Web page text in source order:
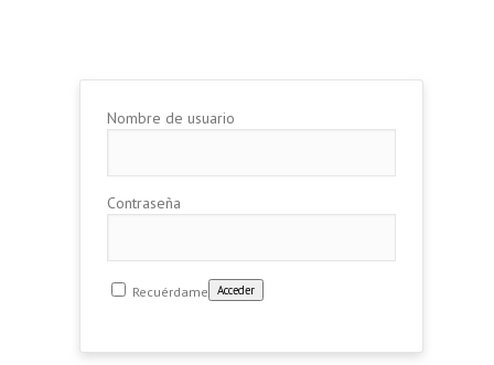
Nombre de usuario
Contraseña
Recuérdame